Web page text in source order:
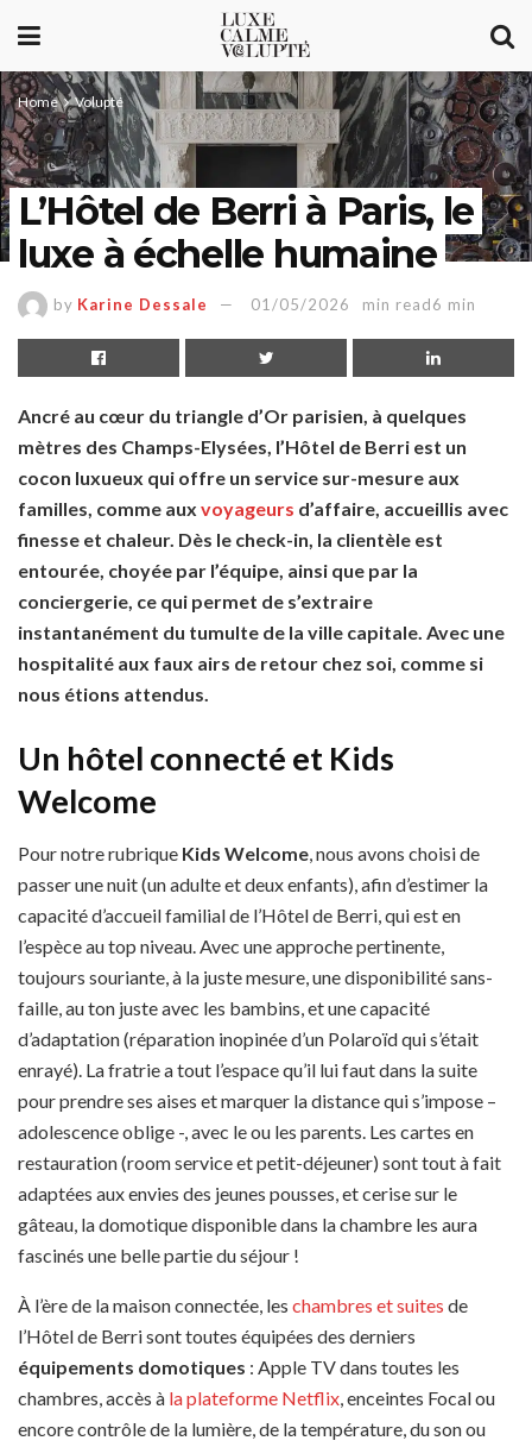
Home Volupté
L’Hôtel de Berri à Paris, le
luxe à échelle humaine
by Karine Dessale 01/05/2026 min read6 min
Ancré au cœur du triangle d’Or parisien, à quelques
mètres des Champs-Elysées, l’Hôtel de Berri est un
cocon luxueux qui offre un service sur-mesure aux
familles, comme aux voyageurs d’affaire, accueillis avec
finesse et chaleur. Dès le check-in, la clientèle est
entourée, choyée par l’équipe, ainsi que par la
conciergerie, ce qui permet de s’extraire
instantanément du tumulte de la ville capitale. Avec une
hospitalité aux faux airs de retour chez soi, comme si
nous étions attendus.
Un hôtel connecté et Kids
Welcome
Pour notre rubrique Kids Welcome, nous avons choisi de
passer une nuit (un adulte et deux enfants), afin d’estimer la
capacité d’accueil familial de l’Hôtel de Berri, qui est en
l’espèce au top niveau. Avec une approche pertinente,
toujours souriante, à la juste mesure, une disponibilité sans-
faille, au ton juste avec les bambins, et une capacité
d’adaptation (réparation inopinée d’un Polaroïd qui s’était
enrayé). La fratrie a tout l’espace qu’il lui faut dans la suite
pour prendre ses aises et marquer la distance qui s’impose –
adolescence oblige -, avec le ou les parents. Les cartes en
restauration (room service et petit-déjeuner) sont tout à fait
adaptées aux envies des jeunes pousses, et cerise sur le
gâteau, la domotique disponible dans la chambre les aura
fascinés une belle partie du séjour !
À l’ère de la maison connectée, les chambres et suites de
l’Hôtel de Berri sont toutes équipées des derniers
équipements domotiques : Apple TV dans toutes les
chambres, accès à la plateforme Netflix, enceintes Focal ou
encore contrôle de la lumière, de la température, du son ou